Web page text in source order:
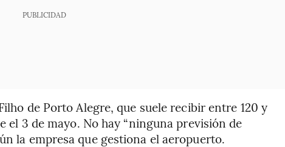
PUBLICIDAD
de Porto Alegre, que suele recibir entre 120 y
el 3 de mayo. No hay “ninguna previsión de
la empresa que gestiona el aeropuerto.